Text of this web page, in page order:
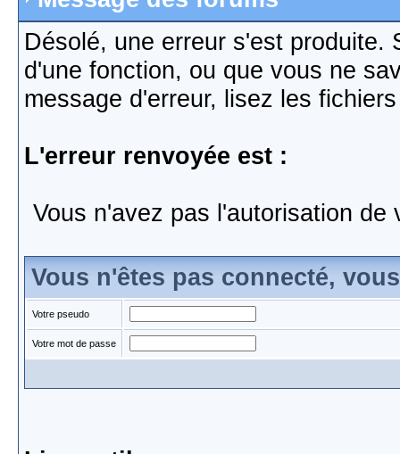
Désolé, une erreur s'est produite.
d'une fonction, ou que vous ne
message d'erreur, lisez les
L'erreur renvoyée est :
Vous n'avez pas l'autorisation de
Vous n'êtes pas connecté,
Votre pseudo
Votre mot de passe